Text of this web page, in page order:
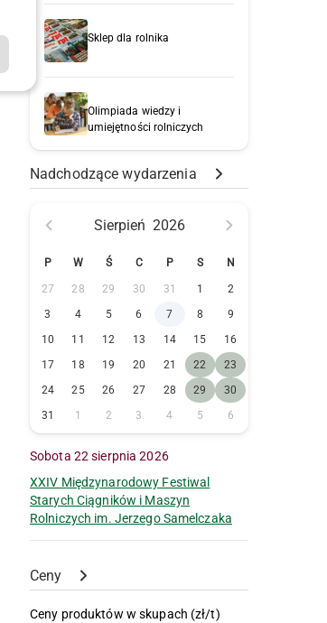
Sklep dla rolnika
Olimpiada wiedzy i
umiejętności rolniczych
Nadchodzące wydarzenia
Sierpień 2026
P W Ś C P S N
27 28 29 30 31 1
2
3
4 5 6 7 8
9
10
11 12 13 14 15
16
17
18 19 20 21 22
23
24
25 26 27 28 29
30
31
1 2 3 4 5 6
Sobota 22 sierpnia 2026
XXIV Międzynarodowy Festiwal
Starych Ciągników i Maszyn
Rolniczych im. Jerzego Samelczaka
Ceny
Ceny produktów w skupach (zł/t)